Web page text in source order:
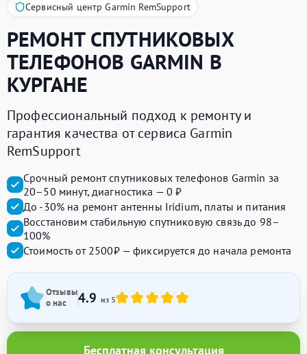
Сервисный центр Garmin RemSupport
РЕМОНТ СПУТНИКОВЫХ
ТЕЛЕФОНОВ GARMIN В
КУРГАНЕ
Профессиональный подход к ремонту и
гарантия качества от сервиса Garmin
RemSupport
Срочный ремонт спутниковых телефонов Garmin за
20–50 минут, диагностика — 0 ₽
До -30% на ремонт антенны Iridium, платы и питания
Восстановим стабильную спутниковую связь до 98–
100%
Стоимость от 2500₽ — фиксируется до начала ремонта
Отзывы
о нас
4.9 из 5
Бесплатная консультация